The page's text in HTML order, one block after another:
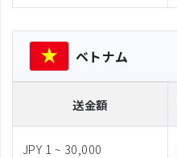
ベトナム
送金額
JPY 1 ~ 30,000